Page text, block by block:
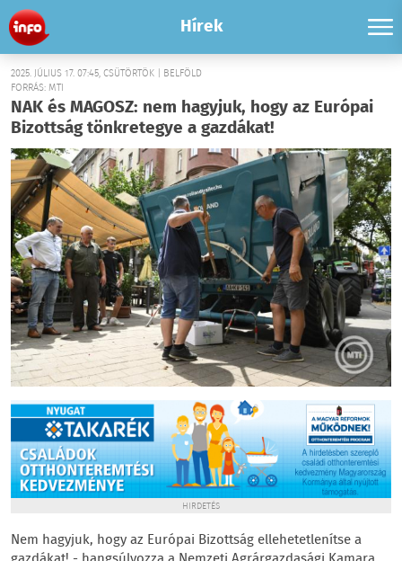
Hírek
2025. JÚLIUS 17. 07:45, CSÜTÖRTÖK | BELFÖLD
FORRÁS: MTI
NAK és MAGOSZ: nem hagyjuk, hogy az Európai
Bizottság tönkretegye a gazdákat!
HIRDETÉS
Nem hagyjuk, hogy az Európai Bizottság ellehetetlenítse a